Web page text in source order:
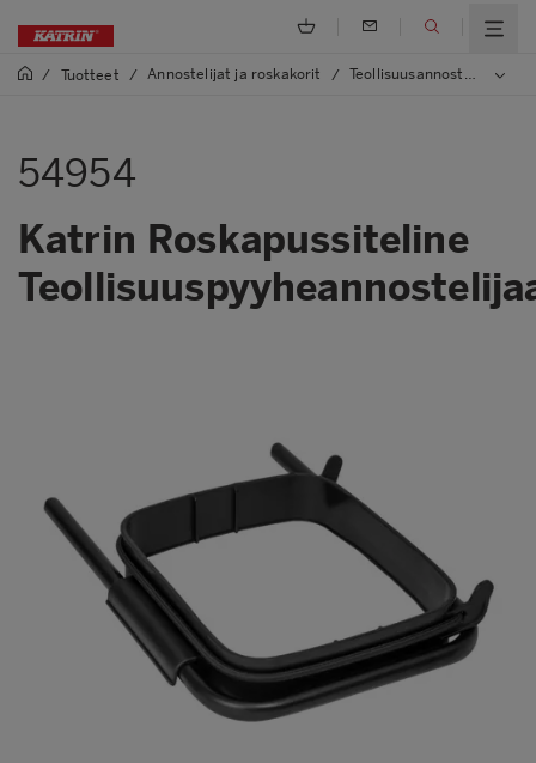
/ Tuotteet / Annostelijat ja roskakorit / Teollisuusannostelijat ja -roskakorit
54954
Katrin Roskapussiteline